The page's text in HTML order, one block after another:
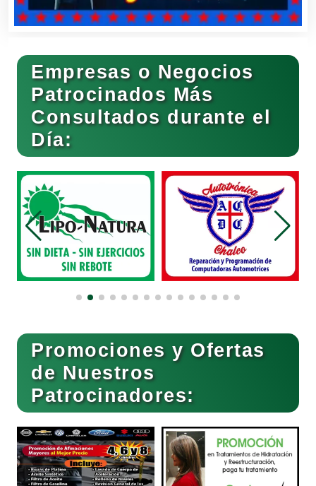
Cafeterías
Cajas de Ahorro
Cámaras de Comercio
Camiones para Fletes
Cancelería de Aluminio
Capacitación
Carnicerías
Carpinterías
Centros Comerciales
Empresas o Negocios
Patrocinados Más
Consultados durante el
Día:
Promociones y Ofertas
de Nuestros
Patrocinadores: